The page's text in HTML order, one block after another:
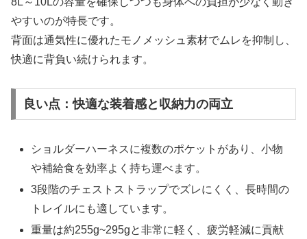
やすいのが特長です。
背面は通気性に優れたモノメッシュ素材でムレを抑制し、
快適に背負い続けられます。
良い点：快適な装着感と収納力の両立
ショルダーハーネスに複数のポケットがあり、小物
や補給食を効率よく持ち運べます。
3段階のチェストストラップでズレにくく、長時間の
トレイルにも適しています。
重量は約255g~295gと非常に軽く、疲労軽減に貢献